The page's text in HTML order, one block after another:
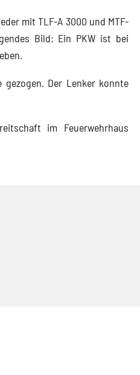
mit TLF-A 3000 und MTF-
Bild: Ein PKW ist bei
Der Lenker konnte
im Feuerwehrhaus